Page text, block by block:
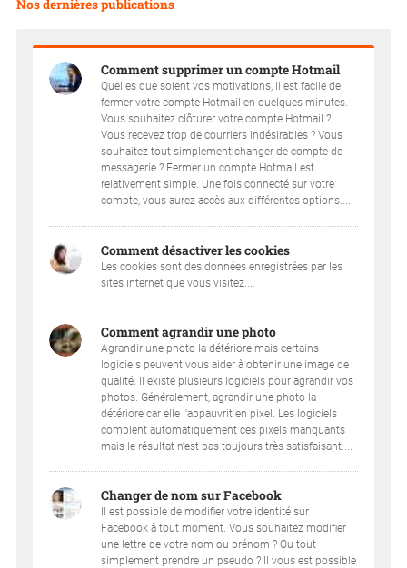
Nos dernières publications
Comment supprimer un compte Hotmail
Quelles que soient vos motivations, il est facile de
fermer votre compte Hotmail en quelques minutes.
Vous souhaitez clôturer votre compte Hotmail ?
Vous recevez trop de courriers indésirables ? Vous
souhaitez tout simplement changer de compte de
messagerie ? Fermer un compte Hotmail est
relativement simple. Une fois connecté sur votre
compte, vous aurez accès aux différentes options....
Comment désactiver les cookies
Les cookies sont des données enregistrées par les
sites internet que vous visitez....
Comment agrandir une photo
Agrandir une photo la détériore mais certains
logiciels peuvent vous aider à obtenir une image de
qualité. Il existe plusieurs logiciels pour agrandir vos
photos. Généralement, agrandir une photo la
détériore car elle l'appauvrit en pixel. Les logiciels
comblent automatiquement ces pixels manquants
mais le résultat n'est pas toujours très satisfaisant....
Changer de nom sur Facebook
Il est possible de modifier votre identité sur
Facebook à tout moment. Vous souhaitez modifier
une lettre de votre nom ou prénom ? Ou tout
simplement prendre un pseudo ? Il vous est possible